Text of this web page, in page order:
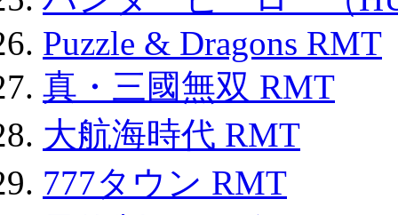
Puzzle & Dragons RMT
真・三國無双 RMT
大航海時代 RMT
777タウン RMT